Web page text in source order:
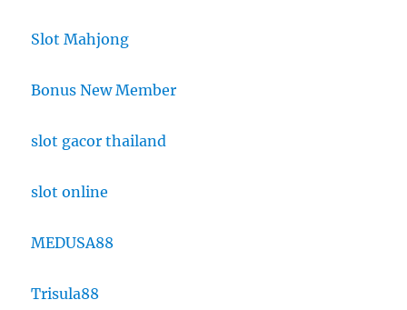
Slot Mahjong
Bonus New Member
slot gacor thailand
slot online
MEDUSA88
Trisula88